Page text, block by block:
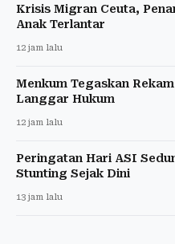
Krisis Migran Ceuta,
Anak Terlantar
12 jam lalu
Menkum Tegaskan
Langgar Hukum
12 jam lalu
Peringatan Hari ASI
Stunting Sejak Dini
13 jam lalu